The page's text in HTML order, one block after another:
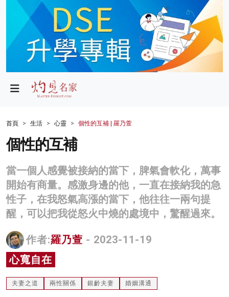
政局
財經
生活
商業
科技
名家榜
灼見活動
關於我們
首頁 生活 心靈 個性的互補 | 羅乃萱
個性的互補
當一個人感覺被接納的當下，脾氣會軟化，萬事
開始有商量。感激身邊的他，一直在接納我的急
性子，在我怒氣高漲的當下，他往往一兩句提
醒，可以把我從怒火中燒的處境中，驚醒過來。
作者:羅乃萱 - 2023-11-19
心寬自在
夫妻之道 兩性關係 銀齡夫妻 婚姻溝通